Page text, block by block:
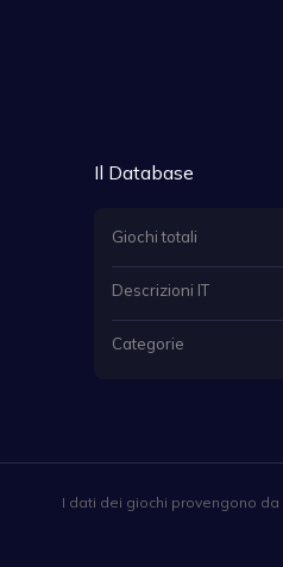
Il Database
Giochi totali
Descrizioni IT
Categorie
I dati dei giochi provengono da